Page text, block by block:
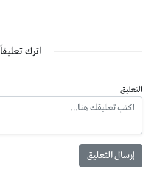
صفحة التقيم للهجرة إلى كندا
اترك تعليقاً
التعليق